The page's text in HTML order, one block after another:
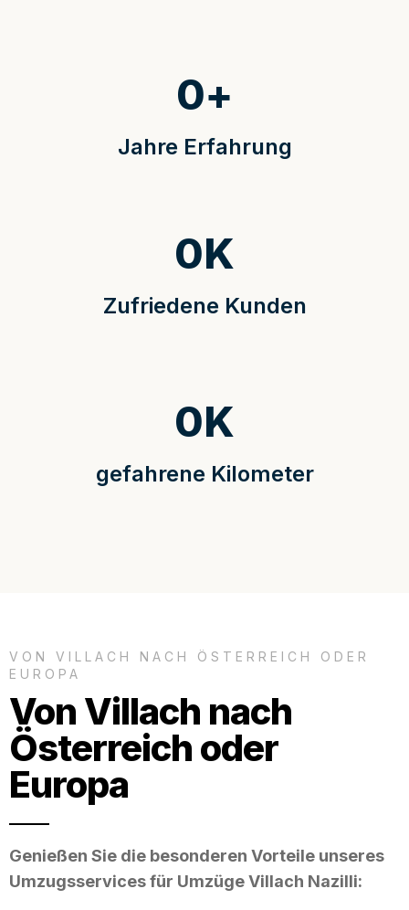
Jahre Erfahrung
0+
Zufriedene Kunden
0K
gefahrene Kilometer
0K
VON VILLACH NACH ÖSTERREICH ODER
EUROPA
Von Villach nach
Österreich oder
Europa
Genießen Sie die besonderen Vorteile unseres
Umzugsservices für Umzüge Villach Nazilli: